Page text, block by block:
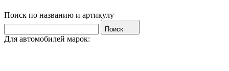
Поиск по названию и артикулу
Поиск
Для автомобилей марок: